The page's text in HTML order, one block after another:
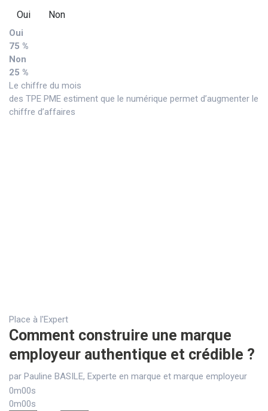
Oui Non
Oui
75 %
Non
25 %
Le chiffre du mois
des TPE PME estiment que le numérique permet d’augmenter le
chiffre d’affaires
Place à l'Expert
Comment construire une marque
employeur authentique et crédible ?
par Pauline BASILE, Experte en marque et marque employeur
0m00s
0m00s